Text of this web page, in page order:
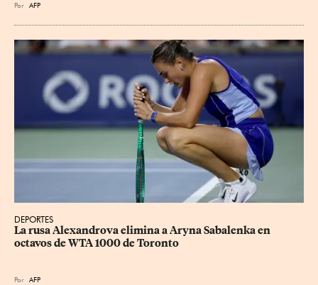
Por AFP
DEPORTES
La rusa Alexandrova elimina a Aryna Sabalenka en
octavos de WTA 1000 de Toronto
Por AFP